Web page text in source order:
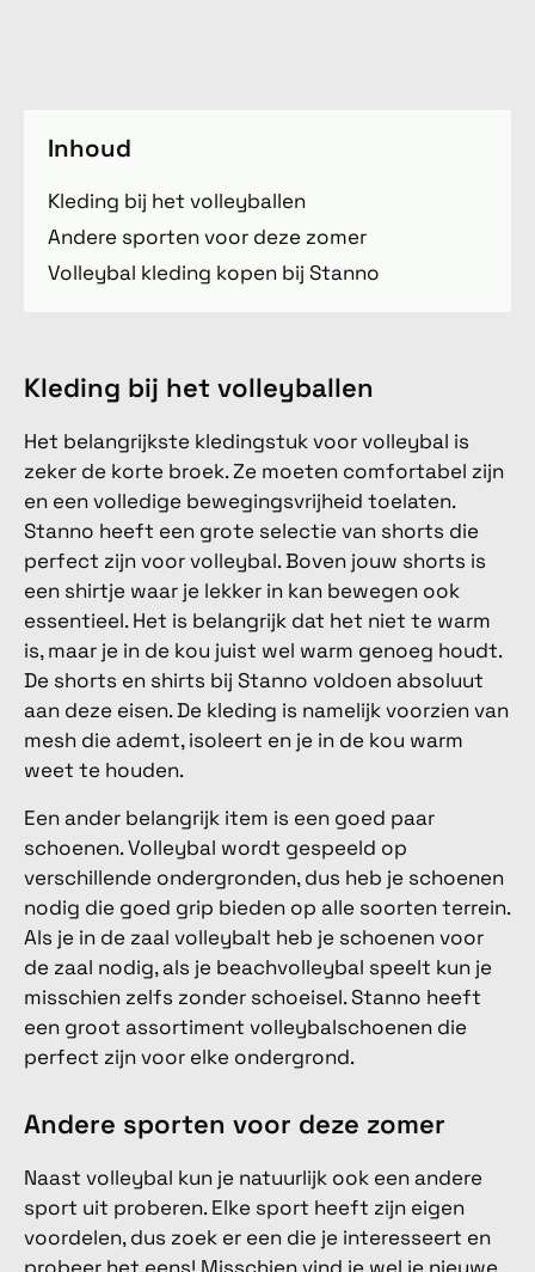
Kleding bij het volleyballen
Het belangrijkste kledingstuk voor volleybal is
zeker de korte broek. Ze moeten comfortabel zijn
en een volledige bewegingsvrijheid toelaten.
Stanno heeft een grote selectie van shorts die
perfect zijn voor volleybal. Boven jouw shorts is
een shirtje waar je lekker in kan bewegen ook
essentieel. Het is belangrijk dat het niet te warm
is, maar je in de kou juist wel warm genoeg houdt.
De shorts en shirts bij Stanno voldoen absoluut
aan deze eisen. De kleding is namelijk voorzien van
mesh die ademt, isoleert en je in de kou warm
weet te houden.
Een ander belangrijk item is een goed paar
schoenen. Volleybal wordt gespeeld op
verschillende ondergronden, dus heb je schoenen
nodig die goed grip bieden op alle soorten terrein.
Als je in de zaal volleybalt heb je schoenen voor
de zaal nodig, als je beachvolleybal speelt kun je
misschien zelfs zonder schoeisel. Stanno heeft
een groot assortiment volleybalschoenen die
perfect zijn voor elke ondergrond.
Andere sporten voor deze zomer
Naast volleybal kun je natuurlijk ook een andere
sport uit proberen. Elke sport heeft zijn eigen
voordelen, dus zoek er een die je interesseert en
Inhoud
Kleding bij het volleyballen
Andere sporten voor deze zomer
Volleybal kleding kopen bij Stanno